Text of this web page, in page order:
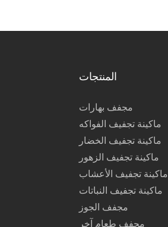
المنتجات
مجفف بهارات
ماكينة تجفيف الفواكه
ماكينة تجفيف الخضار
ماكينة تجفيف الزهور
ماكينة تجفيف الأعشاب
ماكينة تجفيف النباتات
مجفف الجوز
مجفف طعام آخر